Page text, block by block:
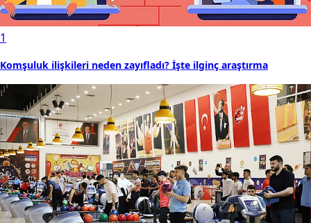
1
Komşuluk ilişkileri neden zayıfladı? İşte ilginç araştırma